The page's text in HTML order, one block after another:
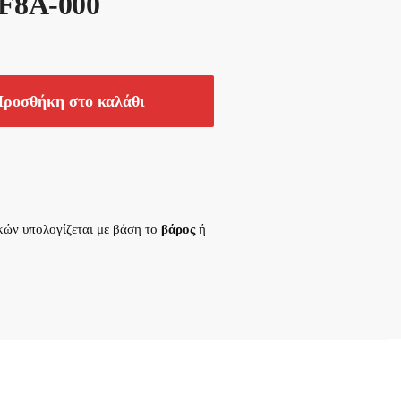
στο καλάθι
υπολογίζεται με βάση το βάροςή